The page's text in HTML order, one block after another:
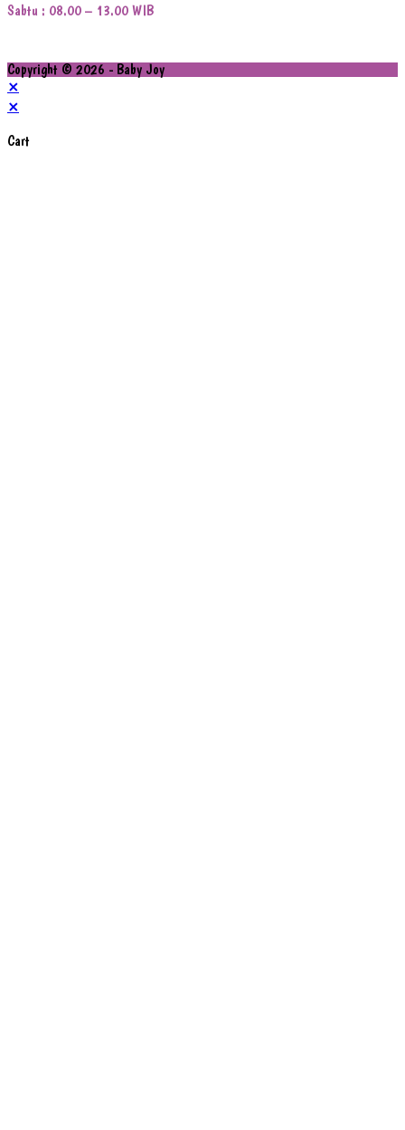
Sabtu : 08.00 – 13.00 WIB
Copyright © 2026 - Baby Joy
×
×
Cart